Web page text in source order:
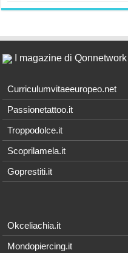
I magazine di Qonnetwork
Curriculumvitaeeuropeo.net
Passionetattoo.it
Troppodolce.it
Scoprilamela.it
Goprestiti.it
Okceliachia.it
Mondopiercing.it